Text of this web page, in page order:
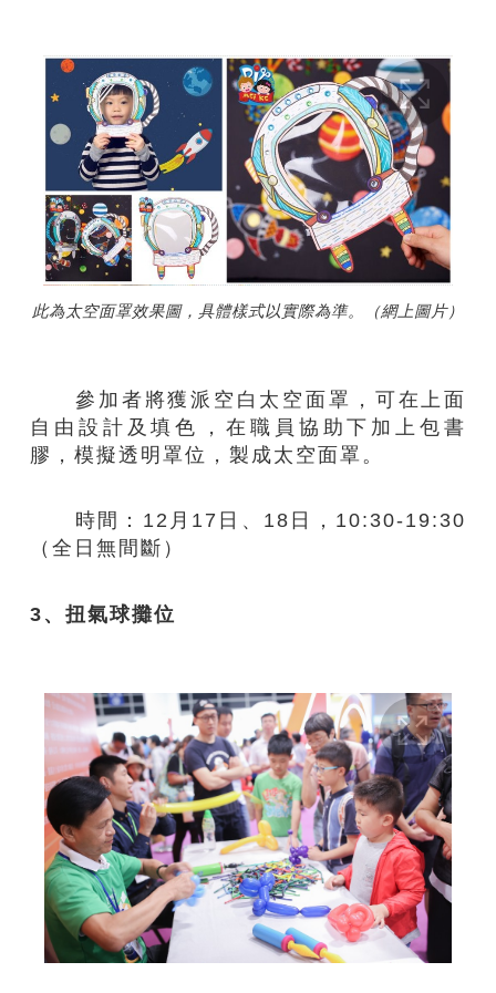
此為太空面罩效果圖，具體樣式以實際為準。（網上圖片）
參加者將獲派空白太空面罩​，可在上面
自由設計及填色​，在職員協助下加上包書
膠，模擬透明罩位​，製成太空面罩。
時間：12月17日、18日，10:30-19:30
（全日無間斷）
3、扭氣球攤位